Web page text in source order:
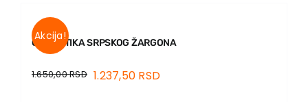
Akcija!
GRAMATIKA SRPSKOG ŽARGONA
1.650,00RSD 1.237,50 RSD